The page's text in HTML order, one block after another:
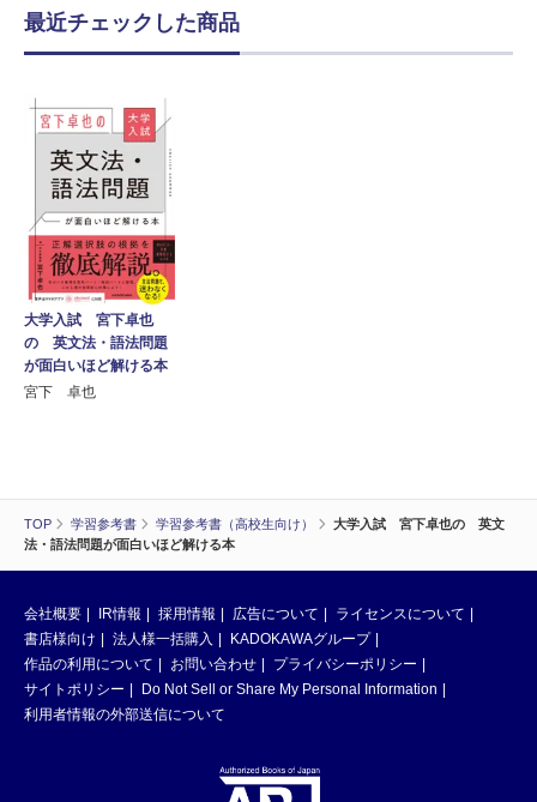
TOP 学習参考書 学習参考書（高校生向け）
大学入試 宮下卓也の 英文
法・語法問題が面白いほど解ける本
最近チェックした商品
大学入試 宮下卓也
の 英文法・語法問題
が面白いほど解ける本
宮下 卓也
会社概要 IR情報 採用情報 広告について
ライセンスについて
書店様向け
法人様一括購入
KADOKAWAグループ
作品の利用について
お問い合わせ
プライバシーポリシー
サイトポリシー
Do Not Sell or Share My Personal Information
利用者情報の外部送信について